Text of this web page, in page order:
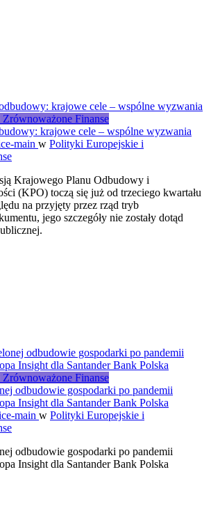
Finanse
krajowe cele – wspólne wyzwania
main w Polityki Europejskie i
Krajowego Planu Odbudowy i
(KPO) toczą się już od trzeciego kwartału
na przyjęty przez rząd tryb
jego szczegóły nie zostały dotąd
Finanse
odbudowie gospodarki po pandemii
Insight dla Santander Bank Polska
main w Polityki Europejskie i
odbudowie gospodarki po pandemii
Insight dla Santander Bank Polska